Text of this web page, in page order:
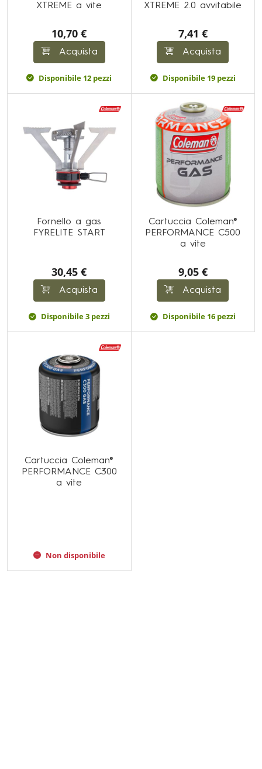
XTREME a vite
10,70 €
Acquista
Disponibile 12 pezzi
XTREME 2.0 avvitabile
7,41 €
Acquista
Disponibile 19 pezzi
Fornello a gas
FYRELITE START
30,45 €
Acquista
Disponibile 3 pezzi
Cartuccia Coleman®
PERFORMANCE C500
a vite
9,05 €
Acquista
Disponibile 16 pezzi
Cartuccia Coleman®
PERFORMANCE C300
a vite
Non disponibile